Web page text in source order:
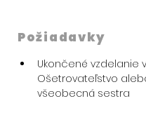
Požiadavky
Ukončené vzdelanie
Ošetrovateľstvo
všeobecná sestra